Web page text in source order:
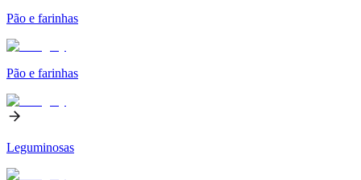
Pão e farinhas
Pão e farinhas
Leguminosas